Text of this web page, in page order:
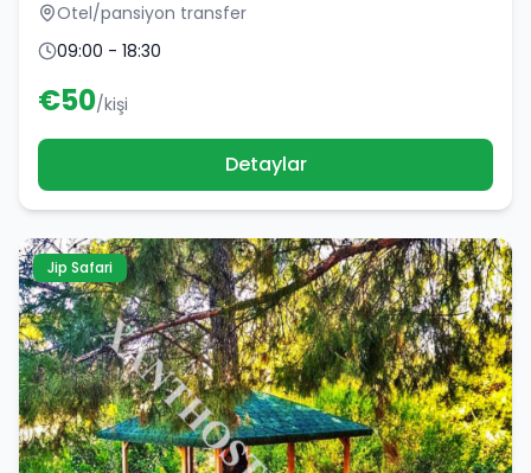
Otel/pansiyon transfer
09:00 - 18:30
€50/kişi
Detaylar
Jip Safari